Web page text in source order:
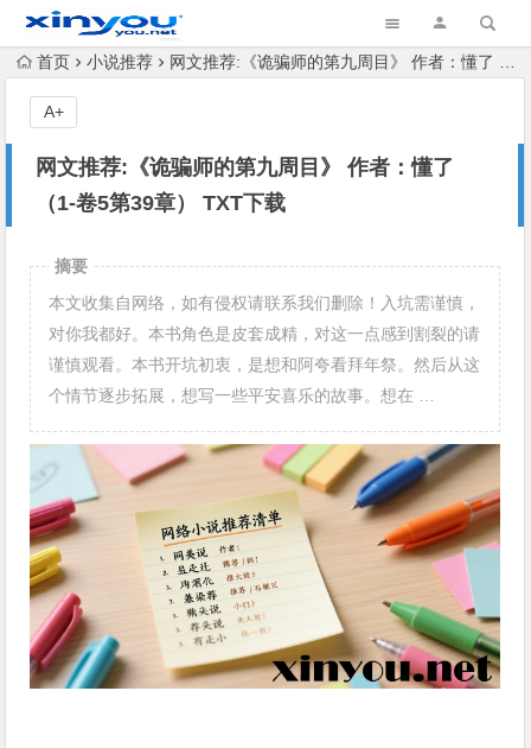
首页 小说推荐 网文推荐:《诡骗师的第九周目》 作者：懂了 （1-卷5第39章） TXT下载
网文推荐:《诡骗师的第九周目》 作者：懂了
（1-卷5第39章） TXT下载
A+
摘要
本文收集自网络，如有侵权请联系我们删除！入坑需谨慎，
对你我都好。本书角色是皮套成精，对这一点感到割裂的请
谨慎观看。本书开坑初衷，是想和阿夸看拜年祭。然后从这
个情节逐步拓展，想写一些平安喜乐的故事。想在 …